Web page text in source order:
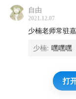
自由
2021.12.07
少楠老师常驻
少楠: 嘿嘿嘿
打